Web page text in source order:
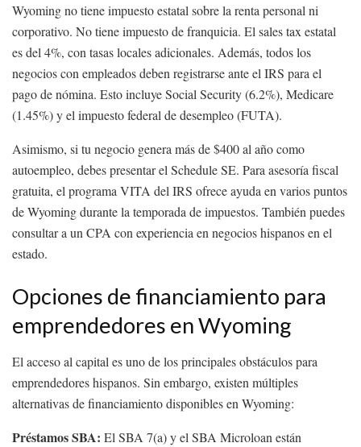
Wyoming no tiene impuesto estatal sobre la renta personal ni
corporativo. No tiene impuesto de franquicia. El sales tax estatal
es del 4%, con tasas locales adicionales. Además, todos los
negocios con empleados deben registrarse ante el IRS para el
pago de nómina. Esto incluye Social Security (6.2%), Medicare
(1.45%) y el impuesto federal de desempleo (FUTA).
Asimismo, si tu negocio genera más de $400 al año como
autoempleo, debes presentar el Schedule SE. Para asesoría fiscal
gratuita, el programa VITA del IRS ofrece ayuda en varios puntos
de Wyoming durante la temporada de impuestos. También puedes
consultar a un CPA con experiencia en negocios hispanos en el
estado.
Opciones de financiamiento para
emprendedores en Wyoming
El acceso al capital es uno de los principales obstáculos para
emprendedores hispanos. Sin embargo, existen múltiples
alternativas de financiamiento disponibles en Wyoming:
Préstamos SBA: El SBA 7(a) y el SBA Microloan están